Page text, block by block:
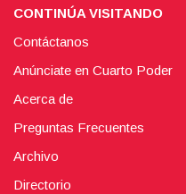
CONTINÚA VISITANDO
Contáctanos
Anúnciate en Cuarto Poder
Acerca de
Preguntas Frecuentes
Archivo
Directorio